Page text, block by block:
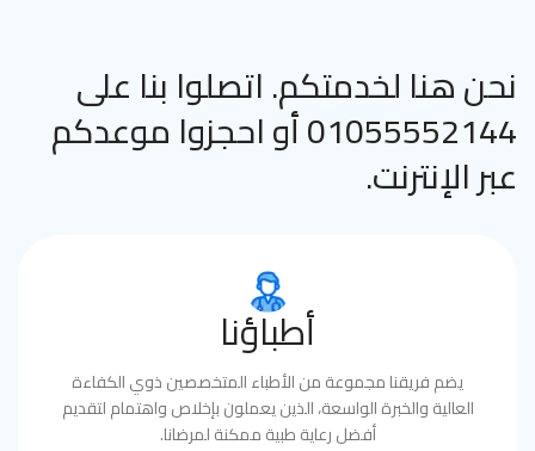
نحن هنا لخدمتكم. اتصلوا بنا على
01055552144 أو احجزوا موعدكم
عبر الإنترنت.
أطباؤنا
يضم فريقنا مجموعة من الأطباء المتخصصين ذوي الكفاءة
العالية والخبرة الواسعة، الذين يعملون بإخلاص واهتمام لتقديم
أفضل رعاية طبية ممكنة لمرضانا.